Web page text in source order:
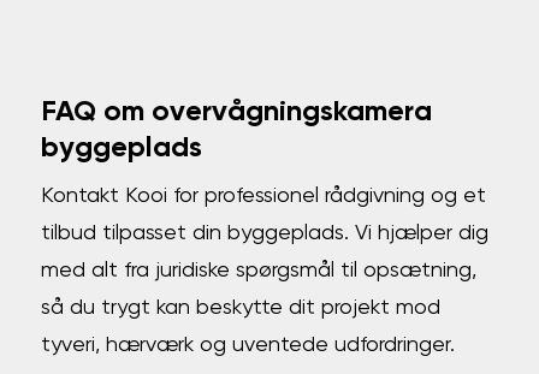
FAQ om overvågningskamera
byggeplads
Kontakt Kooi for professionel rådgivning og et
tilbud tilpasset din byggeplads. Vi hjælper dig
med alt fra juridiske spørgsmål til opsætning,
så du trygt kan beskytte dit projekt mod
tyveri, hærværk og uventede udfordringer.